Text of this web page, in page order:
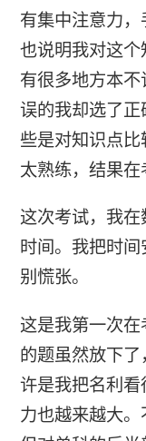
有集中注意力
也说明我对这个
有很多地方本
误的我却选了
些是对知识点
太熟练，结果在
这次考试，我
时间。我把时
别慌张。
这是我第一次
的题虽然放下
许是我把名利
力也越来越大。